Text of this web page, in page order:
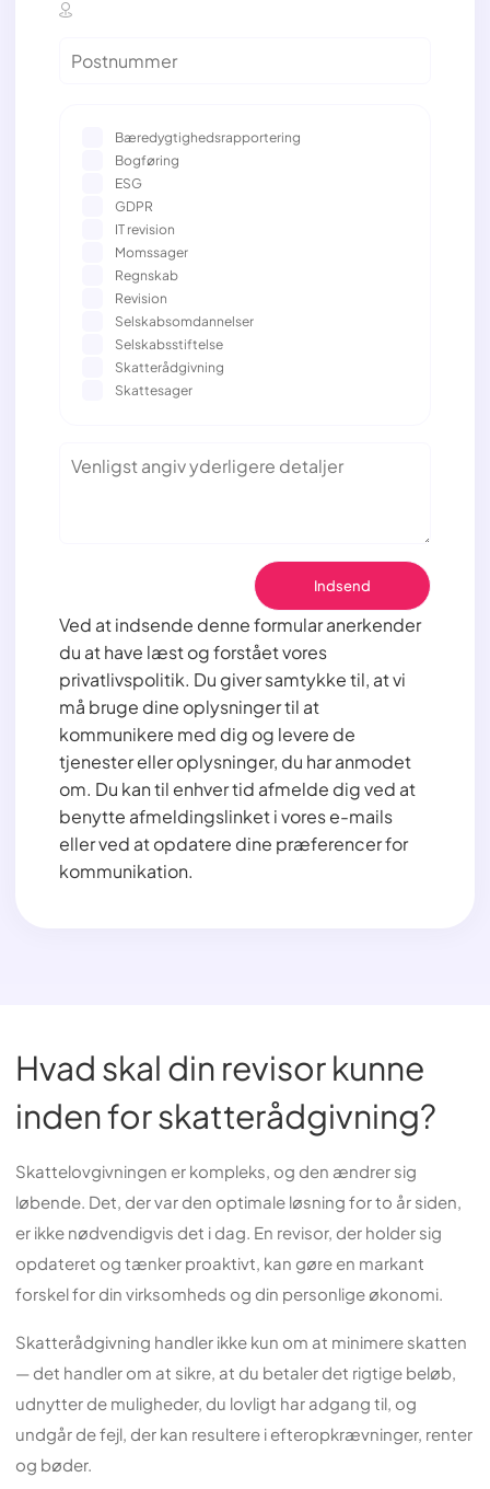
Bæredygtighedsrapportering
Bogføring
ESG
GDPR
IT revision
Momssager
Regnskab
Revision
Selskabsomdannelser
Selskabsstiftelse
Skatterådgivning
Skattesager
Ved at indsende denne formular anerkender
du at have læst og forstået vores
privatlivspolitik. Du giver samtykke til, at vi
må bruge dine oplysninger til at
kommunikere med dig og levere de
tjenester eller oplysninger, du har anmodet
om. Du kan til enhver tid afmelde dig ved at
benytte afmeldingslinket i vores e-mails
eller ved at opdatere dine præferencer for
kommunikation.
Hvad skal din revisor kunne
inden for skatterådgivning?
Skattelovgivningen er kompleks, og den ændrer sig
løbende. Det, der var den optimale løsning for to år siden,
er ikke nødvendigvis det i dag. En revisor, der holder sig
opdateret og tænker proaktivt, kan gøre en markant
forskel for din virksomheds og din personlige økonomi.
Skatterådgivning handler ikke kun om at minimere skatten
— det handler om at sikre, at du betaler det rigtige beløb,
udnytter de muligheder, du lovligt har adgang til, og
undgår de fejl, der kan resultere i efteropkrævninger, renter
og bøder.